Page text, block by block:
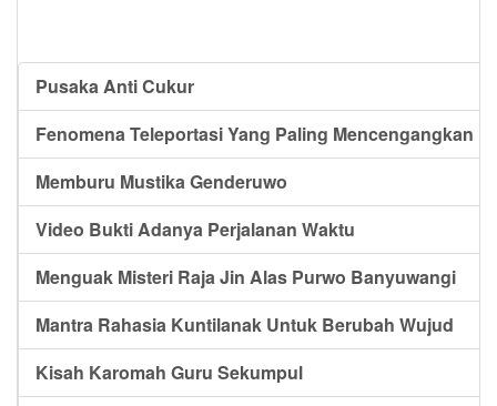
Pusaka Anti Cukur
Fenomena Teleportasi Yang Paling Mencengangkan
Memburu Mustika Genderuwo
Video Bukti Adanya Perjalanan Waktu
Menguak Misteri Raja Jin Alas Purwo Banyuwangi
Mantra Rahasia Kuntilanak Untuk Berubah Wujud
Kisah Karomah Guru Sekumpul